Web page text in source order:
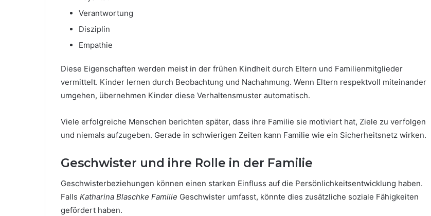
Verantwortung
Disziplin
Empathie
Diese Eigenschaften werden meist in der frühen Kindheit durch Eltern und Familienmitglieder
vermittelt. Kinder lernen durch Beobachtung und Nachahmung. Wenn Eltern respektvoll miteinander
umgehen, übernehmen Kinder diese Verhaltensmuster automatisch.
Viele erfolgreiche Menschen berichten später, dass ihre Familie sie motiviert hat, Ziele zu verfolgen
und niemals aufzugeben. Gerade in schwierigen Zeiten kann Familie wie ein Sicherheitsnetz wirken.
Geschwister und ihre Rolle in der Familie
Geschwisterbeziehungen können einen starken Einfluss auf die Persönlichkeitsentwicklung haben.
Falls Katharina Blaschke Familie Geschwister umfasst, könnte dies zusätzliche soziale Fähigkeiten
gefördert haben.